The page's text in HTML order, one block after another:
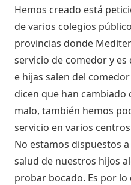
Hemos creado está
de varios colegios
provincias donde
servicio de comedor y
e hijas salen del
dicen que han cambiado
malo, también hemos
servicio en varios
No estamos dispuestos
salud de nuestros hijos
probar bocado. Es por